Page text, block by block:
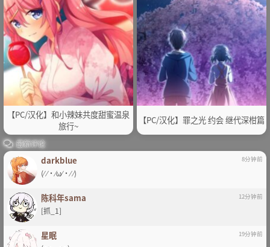
【PC/汉化】和小辣妹共度甜蜜温泉
旅行~
【PC/汉化】罪之光 约会 继代深柑篇
最新评论
darkblue 8分钟前
(⁄ ⁄•⁄ω⁄•⁄ ⁄)
陈科年sama 12分钟前
[抓_1]
星眠 19分钟前